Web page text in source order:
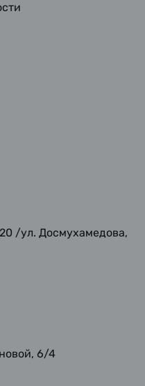
/ул. Досмухамедова,
6/4